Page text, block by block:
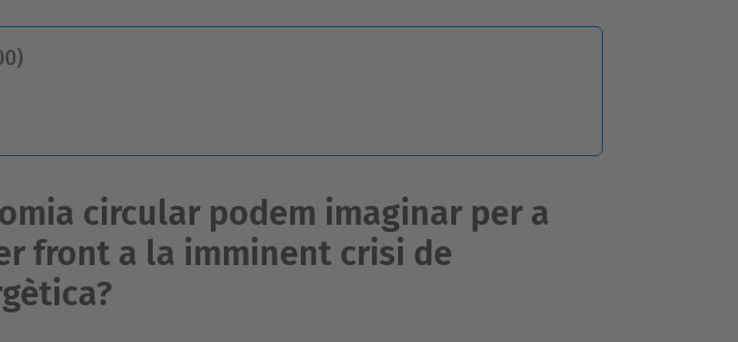
circular podem imaginar per a
front a la imminent crisi de